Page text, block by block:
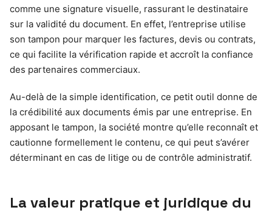
comme une signature visuelle, rassurant le destinataire
sur la validité du document. En effet, l’entreprise utilise
son tampon pour marquer les factures, devis ou contrats,
ce qui facilite la vérification rapide et accroît la confiance
des partenaires commerciaux.
Au-delà de la simple identification, ce petit outil donne de
la crédibilité aux documents émis par une entreprise. En
apposant le tampon, la société montre qu’elle reconnaît et
cautionne formellement le contenu, ce qui peut s’avérer
déterminant en cas de litige ou de contrôle administratif.
La valeur pratique et juridique du